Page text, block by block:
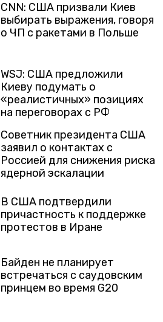
CNN: США призвали Киев
выбирать выражения, говоря
о ЧП с ракетами в Польше
WSJ: США предложили
Киеву подумать о
«реалистичных» позициях
на переговорах с РФ
Советник президента США
заявил о контактах с
Россией для снижения риска
ядерной эскалации
В США подтвердили
причастность к поддержке
протестов в Иране
Байден не планирует
встречаться с саудовским
принцем во время G20